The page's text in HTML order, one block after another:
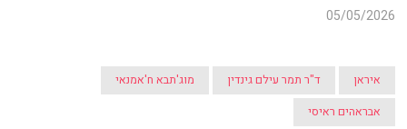
05/05/2026
איראן ד"ר תמר עילם גינדין
מוג'תבא ח'אמנאי
אבראהים ראיסי